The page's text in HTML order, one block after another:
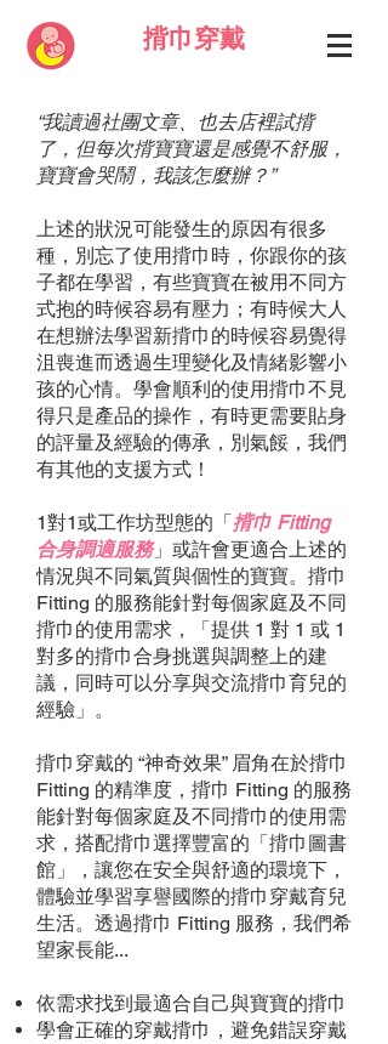
揹巾穿戴
“我讀過社團文章、也去店裡試揹
了，但每次揹寶寶還是感覺不舒服，
寶寶會哭鬧，我該怎麼辦？”
上述的狀況可能發生的原因有很多
種，別忘了使用揹巾時，你跟你的孩
子都在學習，有些寶寶在被用不同方
式抱的時候容易有壓力；有時候大人
在想辦法學習新揹巾的時候容易覺得
沮喪進而透過生理變化及情緒影響小
孩的心情。學會順利的使用揹巾不見
得只是產品的操作，有時更需要貼身
的評量及經驗的傳承，別氣餒，我們
有其他的支援方式！
1對1或工作坊型態的「揹巾 Fitting
合身調適服務」或許會更適合上述的
情況與不同氣質與個性的寶寶。揹巾
Fitting 的服務能針對每個家庭及不同
揹巾的使用需求，「提供 1 對 1 或 1
對多的揹巾合身挑選與調整上的建
議，同時可以分享與交流揹巾育兒的
經驗」。
揹巾穿戴的 “神奇效果” 眉角在於揹巾
Fitting 的精準度，揹巾 Fitting 的服務
能針對每個家庭及不同揹巾的使用需
求，搭配揹巾選擇豐富的「揹巾圖書
館」，讓您在安全與舒適的環境下，
體驗並學習享譽國際的揹巾穿戴育兒
生活。透過揹巾 Fitting 服務，我們希
望家長能...
依需求找到最適合自己與寶寶的揹巾
學會正確的穿戴揹巾，避免錯誤穿戴